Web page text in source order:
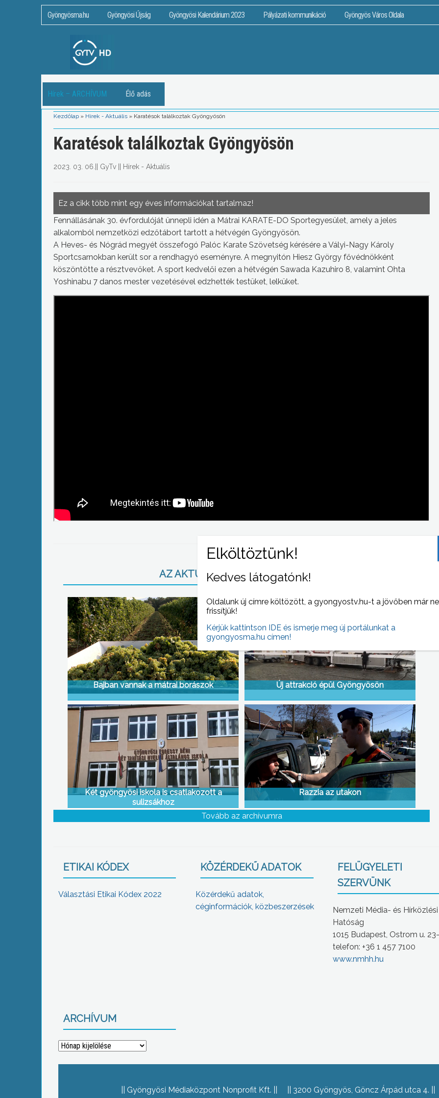
Gyöngyösma.hu Gyöngyösi Újság Gyöngyösi Kalendárium 2023 Pályázati kommunikáció Gyöngyös Város Oldala
Hírek – ARCHÍVUM Élő adás
Kezdőlap » Hírek - Aktuális » Karatésok találkoztak Gyöngyösön
Karatésok találkoztak Gyöngyösön
2023. 03. 06. GyTv Hírek - Aktuális
Ez a cikk több mint egy éves információkat tartalmaz!
Fennállásának 30. évfordulóját ünnepli idén a Mátrai KARATE-DO Sportegyesület, amely a jeles
alkalomból nemzetközi edzőtábort tartott a hétvégén Gyöngyösön.
A Heves- és Nógrád megyét összefogó Palóc Karate Szövetség kérésére a Vályi-Nagy Károly
Sportcsarnokban került sor a rendhagyó eseményre. A megnyitón Hiesz György fővédnökként
köszöntötte a résztvevőket. A sport kedvelői ezen a hétvégén Sawada Kazuhiro 8, valamint Ohta
Yoshinabu 7 danos mester vezetésével edzhették testüket, lelküket.
AZ AKTUÁLIS NAPI HÍREI
Bajban vannak a mátrai borászok Új attrakció épül Gyöngyösön
Két gyöngyösi iskola is csatlakozott a
sulizsákhoz
Razzia az utakon
Tovább az archívumra
ETIKAI KÓDEX
Választási Etikai Kódex 2022
KÖZÉRDEKŰ ADATOK
Közérdekű adatok,
céginformációk, közbeszerzések
FELÜGYELETI
SZERVÜNK
Nemzeti Média- és Hírközlési
Hatóság
1015 Budapest, Ostrom u.
telefon: +36 1 457 7100
www.nmhh.hu
ARCHÍVUM
Archívum
Gyöngyösi Médiaközpont Nonprofit Kft. 3200 Gyöngyös, Göncz Árpád utca 4.
Kedves látogatónk!
Oldalunk új címre költözött, a gyongyostv.hu-t a jövőben már
frissítjük!
Kérjük kattintson IDE és ismerje meg új portálunkat a
gyongyosma.hu címen!